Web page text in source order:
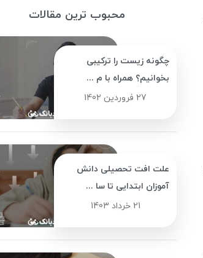
محبوب ترین مقالات
چگونه زیست را ترکیبی
بخوانیم؟ همراه با م ...
27 فروردین 1402
علت افت تحصیلی دانش
آموزان ابتدایی تا سا ...
21 خرداد 1403